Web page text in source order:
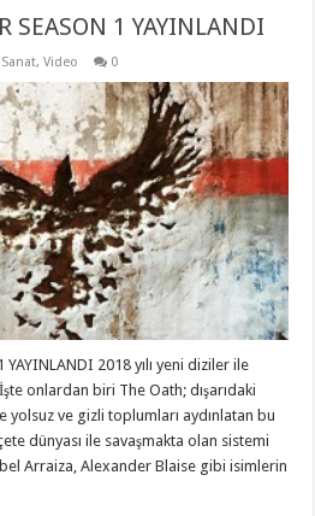
SEASON 1 YAYINLANDI
Sanat,Video 0
YAYINLANDI 2018 yılı yeni diziler ile
onlardan biri The Oath; dışarıdaki
yolsuz ve gizli toplumları aydınlatan bu
dünyası ile savaşmakta olan sistemi
Arraiza, Alexander Blaise gibi isimlerin